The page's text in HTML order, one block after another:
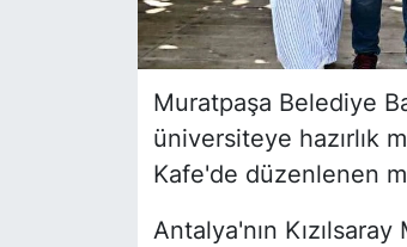
Muratpaşa Belediye
üniversiteye hazırlık
Kafe'de düzenlenen
Antalya'nın